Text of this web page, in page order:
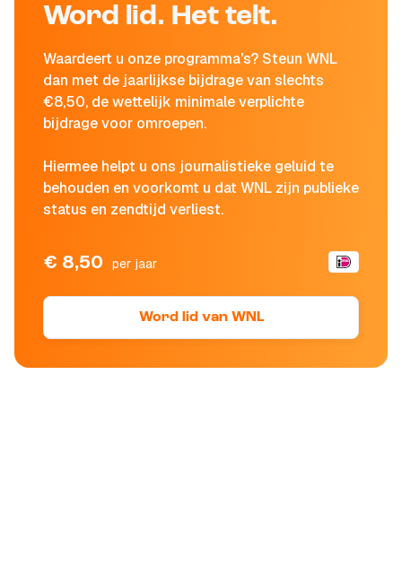
Word lid. Het telt.
Waardeert u onze programma's? Steun WNL
dan met de jaarlijkse bijdrage van slechts
€8,50, de wettelijk minimale verplichte
bijdrage voor omroepen.
Hiermee helpt u ons journalistieke geluid te
behouden en voorkomt u dat WNL zijn publieke
status en zendtijd verliest.
€ 8,50 per jaar
Word lid van WNL